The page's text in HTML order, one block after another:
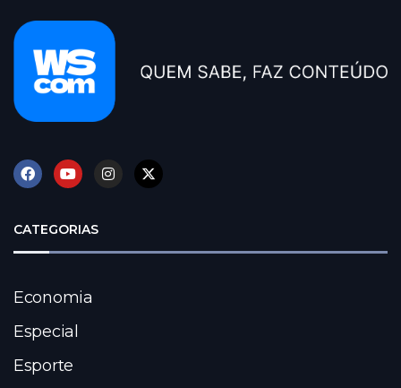
CATEGORIAS
Economia
Especial
Esporte